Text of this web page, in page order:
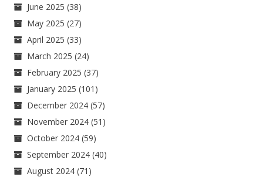
June 2025 (38)
May 2025 (27)
April 2025 (33)
March 2025 (24)
February 2025 (37)
January 2025 (101)
December 2024 (57)
November 2024 (51)
October 2024 (59)
September 2024 (40)
August 2024 (71)